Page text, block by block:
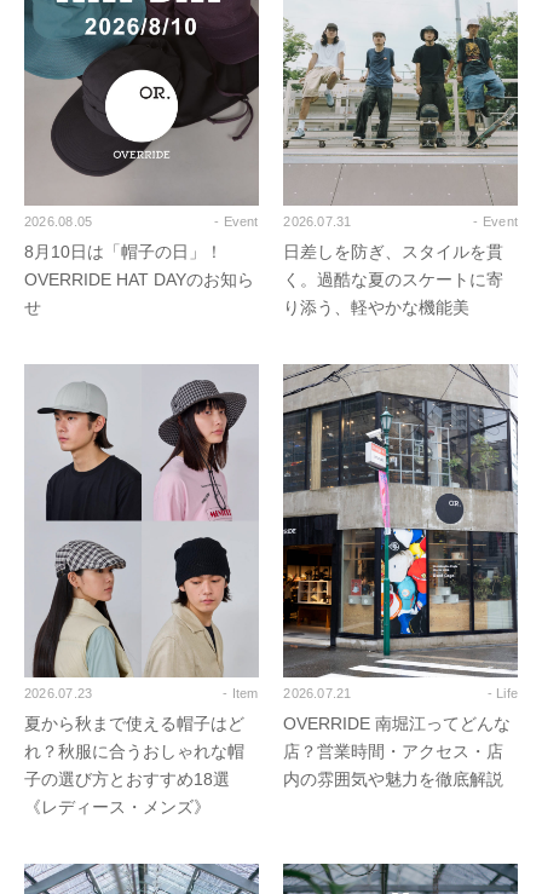
2026.08.05 - Event
8月10日は「帽子の日」！
OVERRIDE HAT DAYのお知ら
せ
2026.07.31 - Event
日差しを防ぎ、スタイルを貫
く。過酷な夏のスケートに寄
り添う、軽やかな機能美
2026.07.23 - Item
夏から秋まで使える帽子はど
れ？秋服に合うおしゃれな帽
子の選び方とおすすめ18選
《レディース・メンズ》
2026.07.21 - Life
OVERRIDE 南堀江ってどんな
店？営業時間・アクセス・店
内の雰囲気や魅力を徹底解説